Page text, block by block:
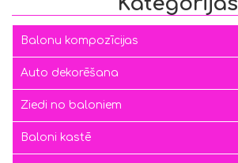
Balonu kompozīcijas
Auto dekorēšana
Ziedi no baloniem
Baloni kastē